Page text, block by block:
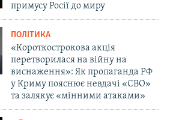
примусу Росії до миру
ПОЛІТИКА
«Короткострокова акція
перетворилася на війну на
виснаження»: Як пропаганда РФ
у Криму пояснює невдачі «СВО»
та залякує «мінними атаками»